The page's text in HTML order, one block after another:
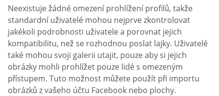
Neexistuje žádné omezení prohlížení profilů, takže
standardní uživatelé mohou nejprve zkontrolovat
jakékoli podrobnosti uživatele a porovnat jejich
kompatibilitu, než se rozhodnou poslat lajky. Uživatelé
také mohou svoji galerii utajit, pouze aby si jejich
obrázky mohli prohlížet pouze lidé s omezeným
přístupem. Tuto možnost můžete použít při importu
obrázků z vašeho účtu Facebook nebo plochy.